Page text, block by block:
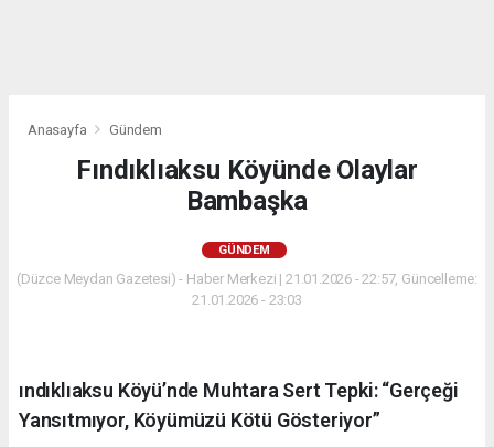
Anasayfa Gündem
Fındıklıaksu Köyünde Olaylar
Bambaşka
GÜNDEM
(Düzce Meydan Gazetesi) - Haber Merkezi | 21.01.2026 - 22:57, Güncelleme:
21.01.2026 - 23:03
ındıklıaksu Köyü’nde Muhtara Sert Tepki: “Gerçeği
Yansıtmıyor, Köyümüzü Kötü Gösteriyor”